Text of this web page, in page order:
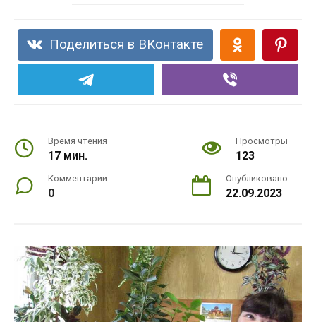
Поделиться в ВКонтакте
Время чтения
17 мин.
Просмотры
123
Комментарии
0
Опубликовано
22.09.2023